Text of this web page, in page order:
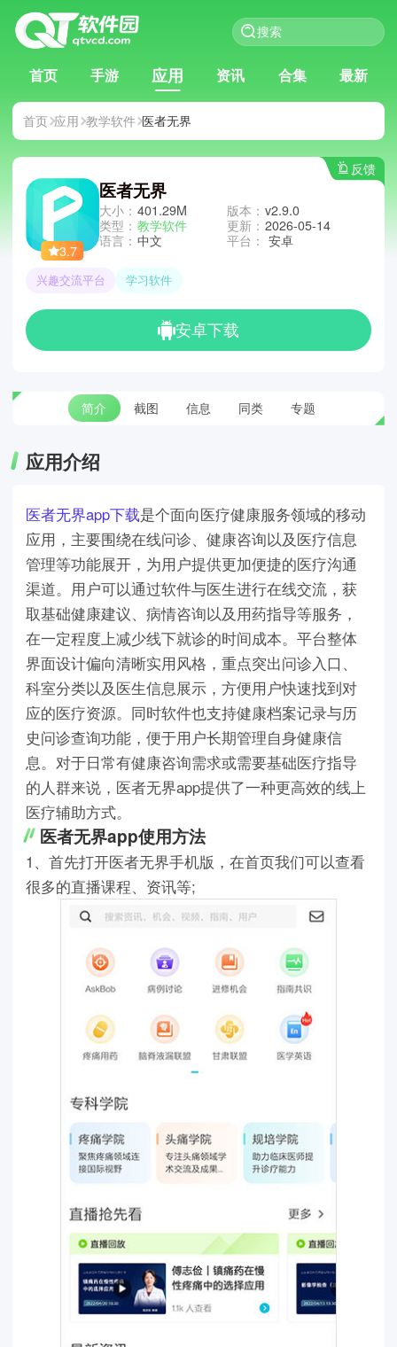
首页 手游 应用 资讯 合集 最新
首页 应用 教学软件 医者无界
反馈
3.7
医者无界
大小： 401.29M
类型： 教学软件
语言： 中文
版本： v2.9.0
更新： 2026-05-14
平台： 安卓
兴趣交流平台 学习软件
安卓下载
简介 截图 信息 同类 专题
应用介绍
医者无界app下载是个面向医疗健康服务领域的移动
应用，主要围绕在线问诊、健康咨询以及医疗信息
管理等功能展开，为用户提供更加便捷的医疗沟通
渠道。用户可以通过软件与医生进行在线交流，获
取基础健康建议、病情咨询以及用药指导等服务，
在一定程度上减少线下就诊的时间成本。平台整体
界面设计偏向清晰实用风格，重点突出问诊入口、
科室分类以及医生信息展示，方便用户快速找到对
应的医疗资源。同时软件也支持健康档案记录与历
史问诊查询功能，便于用户长期管理自身健康信
息。对于日常有健康咨询需求或需要基础医疗指导
的人群来说，医者无界app提供了一种更高效的线上
医疗辅助方式。
医者无界app使用方法
1、首先打开医者无界手机版，在首页我们可以查看
很多的直播课程、资讯等;